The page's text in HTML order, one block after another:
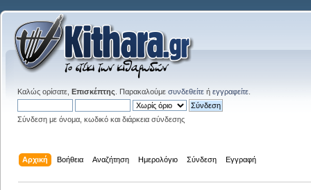
Καλώς ορίσατε, Επισκέπτης . Παρακαλούμε συνδεθείτε ή εγγραφείτε
Σύνδεση με όνομα, κωδικό και διάρκεια σύνδεσης
Αρχική Βοήθεια Αναζήτηση Ημερολόγιο Σύνδεση Εγγραφή